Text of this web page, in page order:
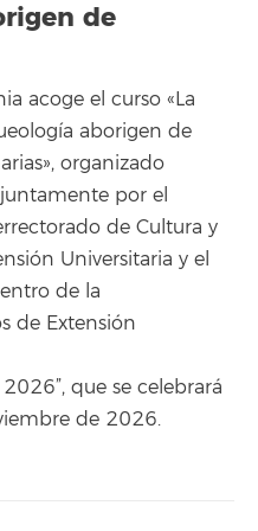
de
acoge el curso «La
aborigen de
organizado
por el
de Cultura y
Universitaria y el
de la
de Extensión
que se celebrará
de 2026.